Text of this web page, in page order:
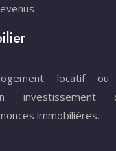
locatif ou
investissement
immobilières.